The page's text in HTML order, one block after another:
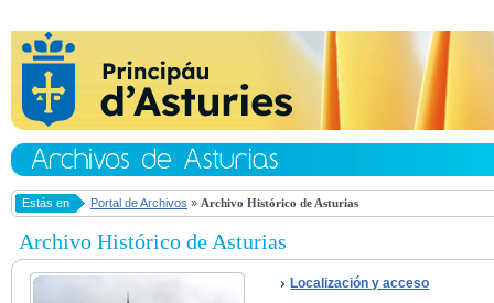
Estás en Portal de Archivos » Archivo Histórico de Asturias
Archivo Histórico de Asturias
Localización y acceso